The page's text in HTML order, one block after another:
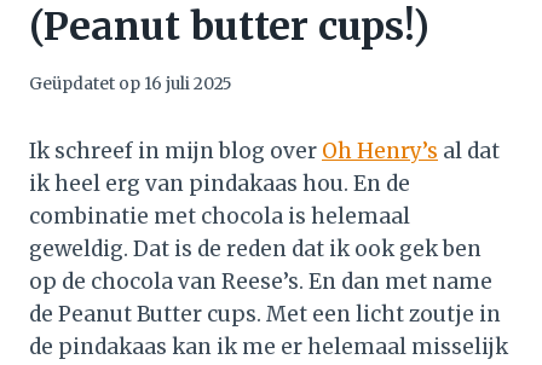
(Peanut butter cups!)
Geüpdatet op 16 juli 2025
Ik schreef in mijn blog over Oh Henry’s al dat
ik heel erg van pindakaas hou. En de
combinatie met chocola is helemaal
geweldig. Dat is de reden dat ik ook gek ben
op de chocola van Reese’s. En dan met name
de Peanut Butter cups. Met een licht zoutje in
de pindakaas kan ik me er helemaal misselijk